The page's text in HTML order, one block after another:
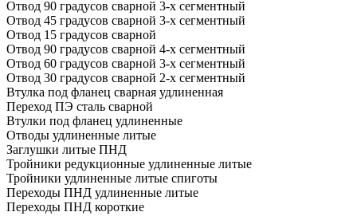
Отвод 90 градусов сварной 3-х сегментный
Отвод 45 градусов сварной 3-х сегментный
Отвод 15 градусов сварной
Отвод 90 градусов сварной 4-х сегментный
Отвод 60 градусов сварной 3-х сегментный
Отвод 30 градусов сварной 2-х сегментный
Втулка под фланец сварная удлиненная
Переход ПЭ сталь сварной
Втулки под фланец удлиненные
Отводы удлиненные литые
Заглушки литые ПНД
Тройники редукционные удлиненные литые
Тройники удлиненные литые спиготы
Переходы ПНД удлиненные литые
Переходы ПНД короткие